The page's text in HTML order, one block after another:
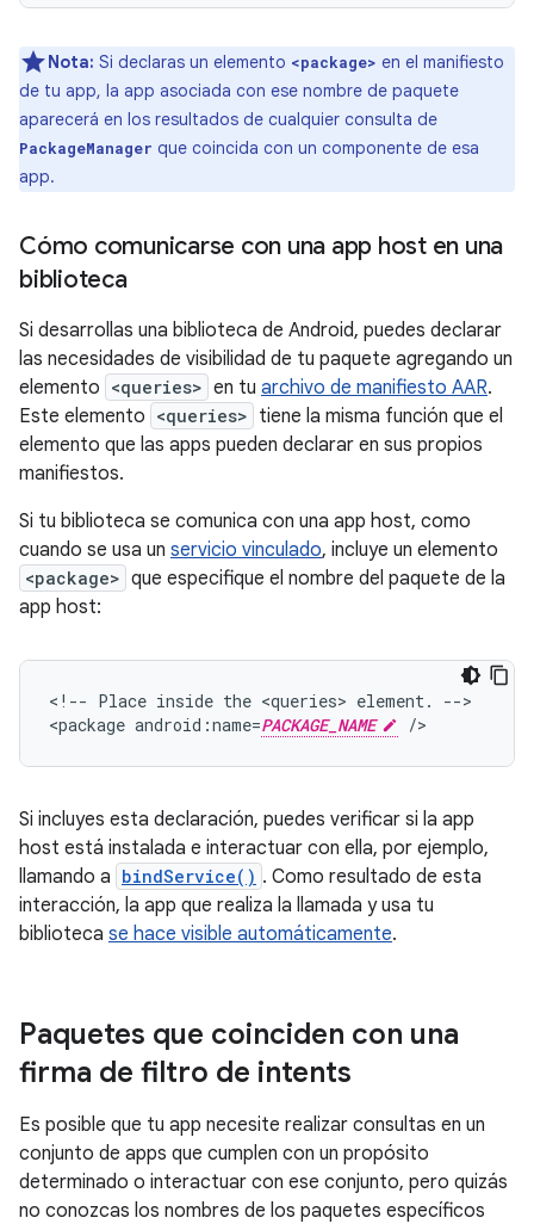
Nota: Si declaras un elemento <package> en el manifiesto
de tu app, la app asociada con ese nombre de paquete
aparecerá en los resultados de cualquier consulta de
PackageManager que coincida con un componente de esa
app.
Cómo comunicarse con una app host en una
biblioteca
Si desarrollas una biblioteca de Android, puedes declarar
las necesidades de visibilidad de tu paquete agregando un
elemento <queries> en tu archivo de manifiesto AAR.
Este elemento <queries> tiene la misma función que el
elemento que las apps pueden declarar en sus propios
manifiestos.
Si tu biblioteca se comunica con una app host, como
cuando se usa un servicio vinculado, incluye un elemento
<package> que especifique el nombre del paquete de la
app host:
<!-- Place inside the <queries> element.
-->
<package android:name=PACKAGE_NAME />
Si incluyes esta declaración, puedes verificar si la app
host está instalada e interactuar con ella, por ejemplo,
llamando a bindService() . Como resultado de esta
interacción, la app que realiza la llamada y usa tu
biblioteca se hace visible automáticamente.
Paquetes que coinciden con una
firma de filtro de intents
Es posible que tu app necesite realizar consultas en un
conjunto de apps que cumplen con un propósito
determinado o interactuar con ese conjunto, pero quizás
no conozcas los nombres de los paquetes específicos